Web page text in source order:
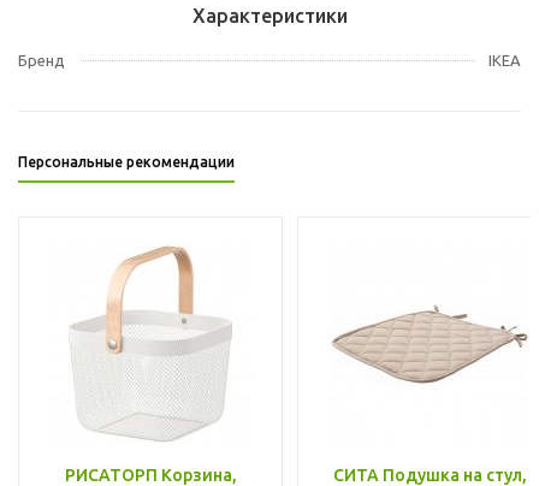
Характеристики
Бренд IKEA
Персональные рекомендации
РИСАТОРП Корзина,
СИТА Подушка на стул,